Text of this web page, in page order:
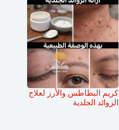
كريم البطاطس والأرز لعلاج
الزوائد الجلدية